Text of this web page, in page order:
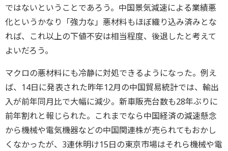
ではないということであろう。中国景気減速による業績悪
化というかなり「強力な」悪材料もほぼ織り込み済みとな
れば、これ以上の下値不安は相当程度、後退したと考えて
よいだろう。
マクロの悪材料にも冷静に対処できるようになった。例え
ば、14日に発表された昨年12月の中国貿易統計では、輸出
入が前年同月比で大幅に減少。新車販売台数も28年ぶりに
前年割れと報じられた。これまでなら中国経済の減速懸念
から機械や電気機器などの中国関連株が売られてもおかし
くなかったが、3連休明け15日の東京市場はそれら機械や電